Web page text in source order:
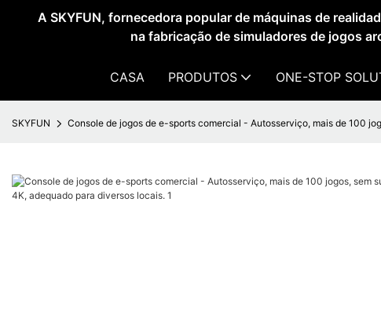
A SKYFUN, fornecedora popular de máquinas de
na fabricação de simuladores de jogos
CASA PRODUTOS ONE-STOP
SKYFUN Console de jogos de e-sports comercial - Autosserviço, mais de 100